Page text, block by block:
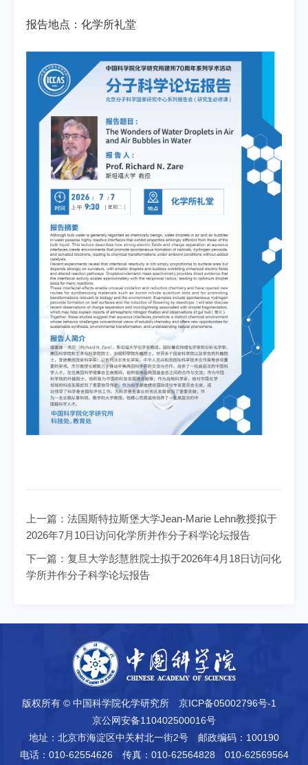
报告地点：化学所礼堂
上一篇： 法国斯特拉斯堡大学Jean-Marie Lehn教授拟于
2026年7月10日访问化学所并作分子科学论坛报告
下一篇： 复旦大学彭慧胜院士拟于2026年4月18日访问化
学所并作分子科学论坛报告
版权所有 © 中国科学院化学研究所
京ICP备05002796号-1
京公网安备110402500016号
地址：北京市海淀区中关村北一街2号
邮政编码：100190
电话：010-62554626
传真：010-62564828 010-62569564